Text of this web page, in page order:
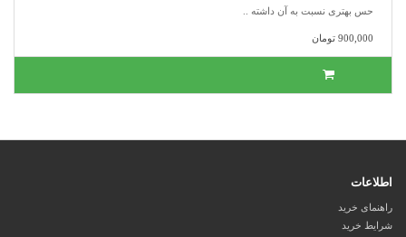
حس بهتری نسبت به آن داشته ..
900,000 تومان
اطلاعات
راهنمای خرید
شرایط خرید